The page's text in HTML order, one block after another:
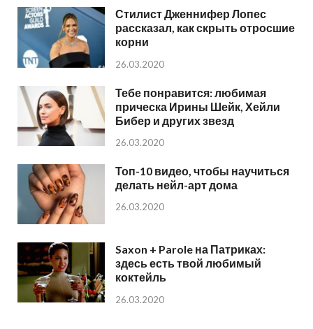
Стилист Дженнифер Лопес
рассказал, как скрыть отросшие
корни
26.03.2020
Тебе понравится: любимая
прическа Ирины Шейк, Хейли
Бибер и других звезд
26.03.2020
Топ-10 видео, чтобы научиться
делать нейл-арт дома
26.03.2020
Saxon + Parole на Патриках:
здесь есть твой любимый
коктейль
26.03.2020